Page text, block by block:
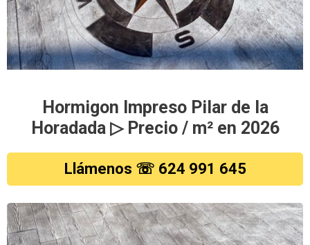
Hormigon Impreso Pilar de la
Horadada ▷ Precio / m² en 2026
Llámenos ☏ 624 991 645